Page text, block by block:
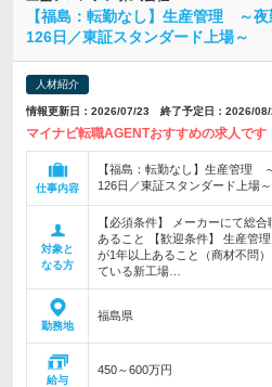
【福島：転勤なし】生産管理 ～
126日／東証スタンダード上場～
人材紹介
情報更新日：2026/07/23 終了予定日：2026/
マイナビ転職AGENTおすすめの求人です
仕事内容
【福島：転勤なし】生産管理
126日／東証スタンダード上場～
対象と
なる方
【必須条件】 メーカーにて総
あること 【歓迎条件】 生産管
が1年以上あること（商材不問
ている新工場…
勤務地
福島県
給与
450～600万円